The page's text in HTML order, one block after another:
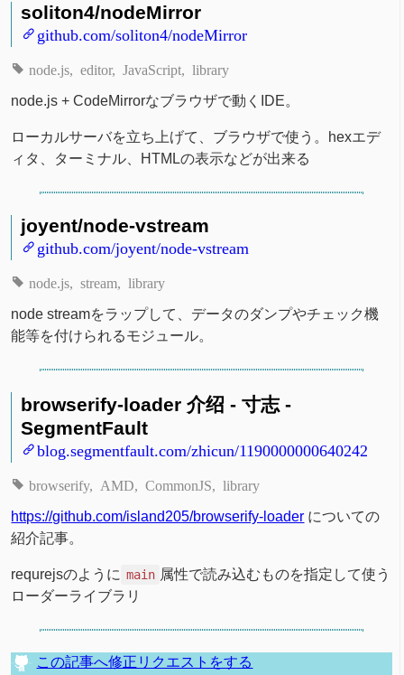
soliton4/nodeMirror
github.com/soliton4/nodeMirror
node.js editor JavaScript library
node.js + CodeMirrorなブラウザで動くIDE。
ローカルサーバを立ち上げて、ブラウザで使う。hexエデ
ィタ、ターミナル、HTMLの表示などが出来る
joyent/node-vstream
github.com/joyent/node-vstream
node.js stream library
node streamをラップして、データのダンプやチェック機
能等を付けられるモジュール。
browserify-loader 介绍 - 寸志 -
SegmentFault
blog.segmentfault.com/zhicun/1190000000640242
browserify AMD CommonJS library
https://github.com/island205/browserify-loader についての
紹介記事。
requrejsのように main 属性で読み込むものを指定して使う
ローダーライブラリ
この記事へ修正リクエストをする